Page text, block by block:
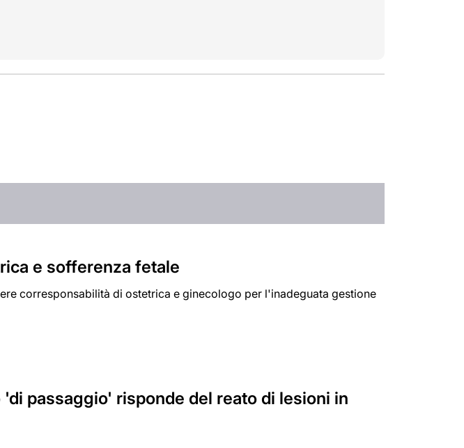
e sofferenza fetale
corresponsabilità di ostetrica e ginecologo per l'inadeguata gestione
passaggio' risponde del reato di lesioni in